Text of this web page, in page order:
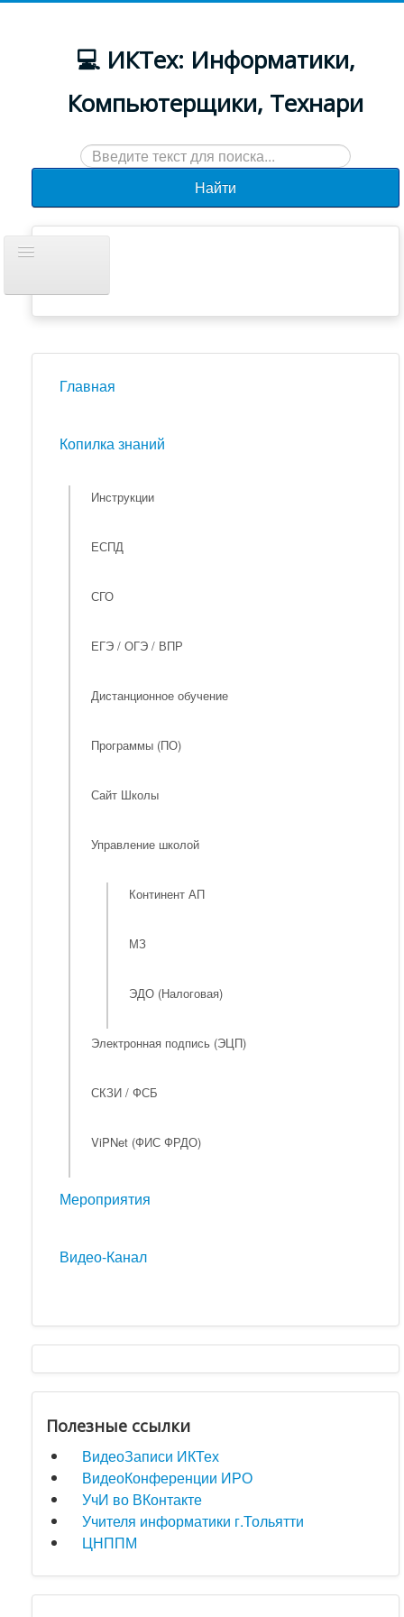
💻 ИКТех: Информатики,
Компьютерщики, Технари
Искать...
Найти
навигацию
Новости
Главная
Копилка знаний
Инструкции
ЕСПД
СГО
ЕГЭ / ОГЭ / ВПР
Дистанционное обучение
Программы (ПО)
Сайт Школы
Управление школой
Континент АП
МЗ
ЭДО (Налоговая)
Электронная подпись (ЭЦП)
СКЗИ / ФСБ
ViPNet (ФИС ФРДО)
Мероприятия
Видео-Канал
Полезные ссылки
ВидеоЗаписи ИКТех
ВидеоКонференции ИРО
УчИ во ВКонтакте
Учителя информатики г.Тольятти
ЦНППМ